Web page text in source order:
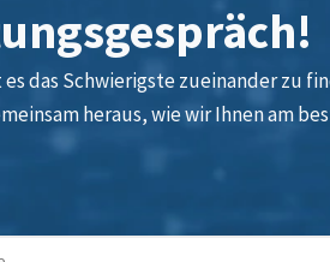
das Schwierigste zueinander zu
heraus, wie wir Ihnen am